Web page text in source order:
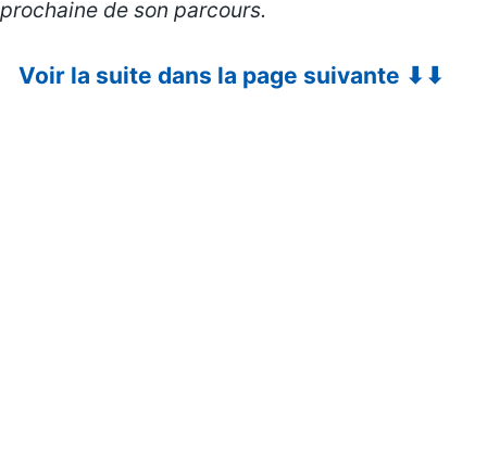
prochaine de son parcours.
Voir la suite dans la page suivante ⬇⬇